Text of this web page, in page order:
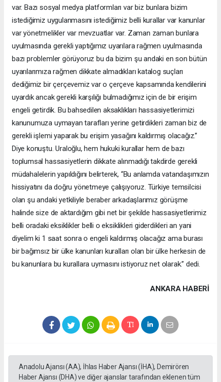
var. Bazı sosyal medya platformları var biz bunlara bizim
istediğimiz uygulanmasını istediğimiz belli kurallar var kanunlar
var yönetmelikler var mevzuatlar var. Zaman zaman bunlara
uyulmasında gerekli yaptığımız uyarılara rağmen uyulmasında
bazı problemler görüyoruz bu da bizim şu andaki en son bütün
uyarılarımıza rağmen dikkate almadıkları katalog suçları
dediğimiz bir çerçevemiz var o çerçeve kapsamında kendilerini
uyardık ancak gerekli karşılığı bulmadığımız için de bir erişim
engeli getirdik. Bu bahsedilen aksaklıkları hassasiyetlerimizi
kanunumuza uymayan tarafları yerine getirdikleri zaman biz de
gerekli işlemi yaparak bu erişim yasağını kaldırmış olacağız.”
Diye konuştu. Uraloğlu, hem hukuki kurallar hem de bazı
toplumsal hassasiyetlerin dikkate alınmadığı takdirde gerekli
müdahalelerin yapıldığını belirterek, “Bu anlamda vatandaşımızın
hissiyatını da doğru yönetmeye çalışıyoruz. Türkiye temsilcisi
olan şu andaki yetkiliyle beraber arkadaşlarımız görüşme
halinde size de aktardığım gibi net bir şekilde hassasiyetlerimiz
belli oradaki eksiklikler belli o eksiklikleri giderdikleri an yani
diyelim ki 1 saat sonra o engeli kaldırmış olacağız ama burası
bir bağımsız bir ülke kanunları kuralları olan bir ülke herkesin de
bu kanunlara bu kurallara uymasını istiyoruz net olarak.” dedi.
ANKARA HABERİ
Anadolu Ajansı (AA), İhlas Haber Ajansı (İHA), Demirören
Haber Ajansı (DHA) ve diğer ajanslar tarafından eklenen tüm